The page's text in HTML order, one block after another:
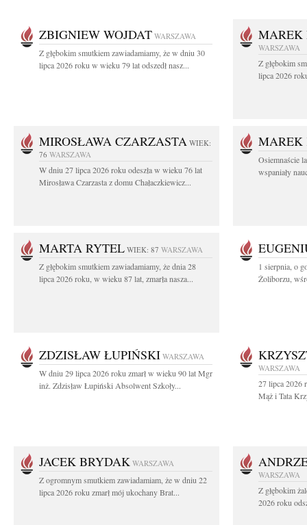
ZBIGNIEW WOJDAT WARSZAWA
Z głębokim smutkiem zawiadamiamy, że w dniu 30
lipca 2026 roku w wieku 79 lat odszedł nasz...
MAREK
WARSZAWA
Z głębokim
lipca 2026
MIROSŁAWA CZARZASTA WIEK:
76 WARSZAWA
W dniu 27 lipca 2026 roku odeszła w wieku 76 lat
Mirosława Czarzasta z domu Chałaczkiewicz...
MAREK
Osiemnaście
wspaniały
MARTA RYTEL WIEK: 87 WARSZAWA
Z głębokim smutkiem zawiadamiamy, że dnia 28
lipca 2026 roku, w wieku 87 lat, zmarła nasza...
1 sierpnia, o
Żoliborzu,
ZDZISŁAW ŁUPIŃSKI WARSZAWA
W dniu 29 lipca 2026 roku zmarł w wieku 90 lat Mgr
inż. Zdzisław Łupiński Absolwent Szkoły...
WARSZAWA
27 lipca 2026
Mąż i Tata
JACEK BRYDAK WARSZAWA
Z ogromnym smutkiem zawiadamiam, że w dniu 22
lipca 2026 roku zmarł mój ukochany Brat...
WARSZAWA
Z głębokim
2026 roku